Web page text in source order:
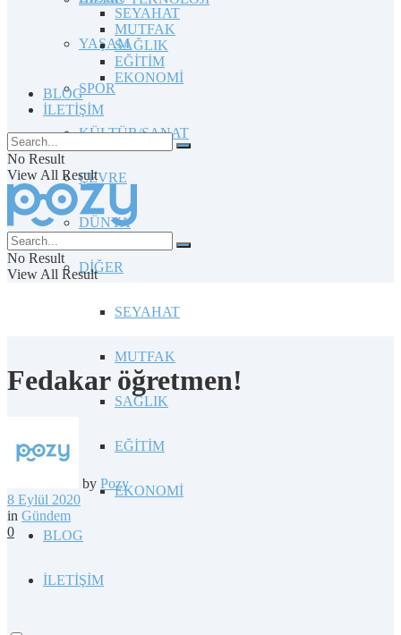
YAŞAM
SPOR
KÜLTÜR/SANAT
ÇEVRE
DÜNYA
DİĞER
SEYAHAT
MUTFAK
SAĞLIK
EĞİTİM
EKONOMİ
BLOG
İLETİŞİM
SEYAHAT
MUTFAK
SAĞLIK
EĞİTİM
EKONOMİ
BLOG
İLETİŞİM
No Result
View All Result
No Result
View All Result
Fedakar öğretmen!
by Pozy
8 Eylül 2020
in Gündem
0